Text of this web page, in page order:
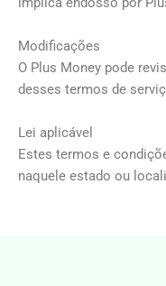
Modificações
O Plus Money pode
desses termos de
Lei aplicável
Estes termos e
naquele estado ou